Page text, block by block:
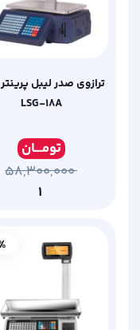
ترازوی صدر لیبل
LSG-18A
تومـــان
۵۸,۳۰۰,۰۰۰